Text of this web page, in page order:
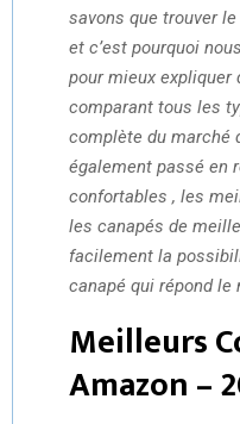
savons que trouver
et c’est pourquoi
pour mieux expliquer
comparant tous les
complète du marché
également passé en
confortables , les
les canapés de
facilement la
canapé qui répond le
Meilleurs
Amazon –